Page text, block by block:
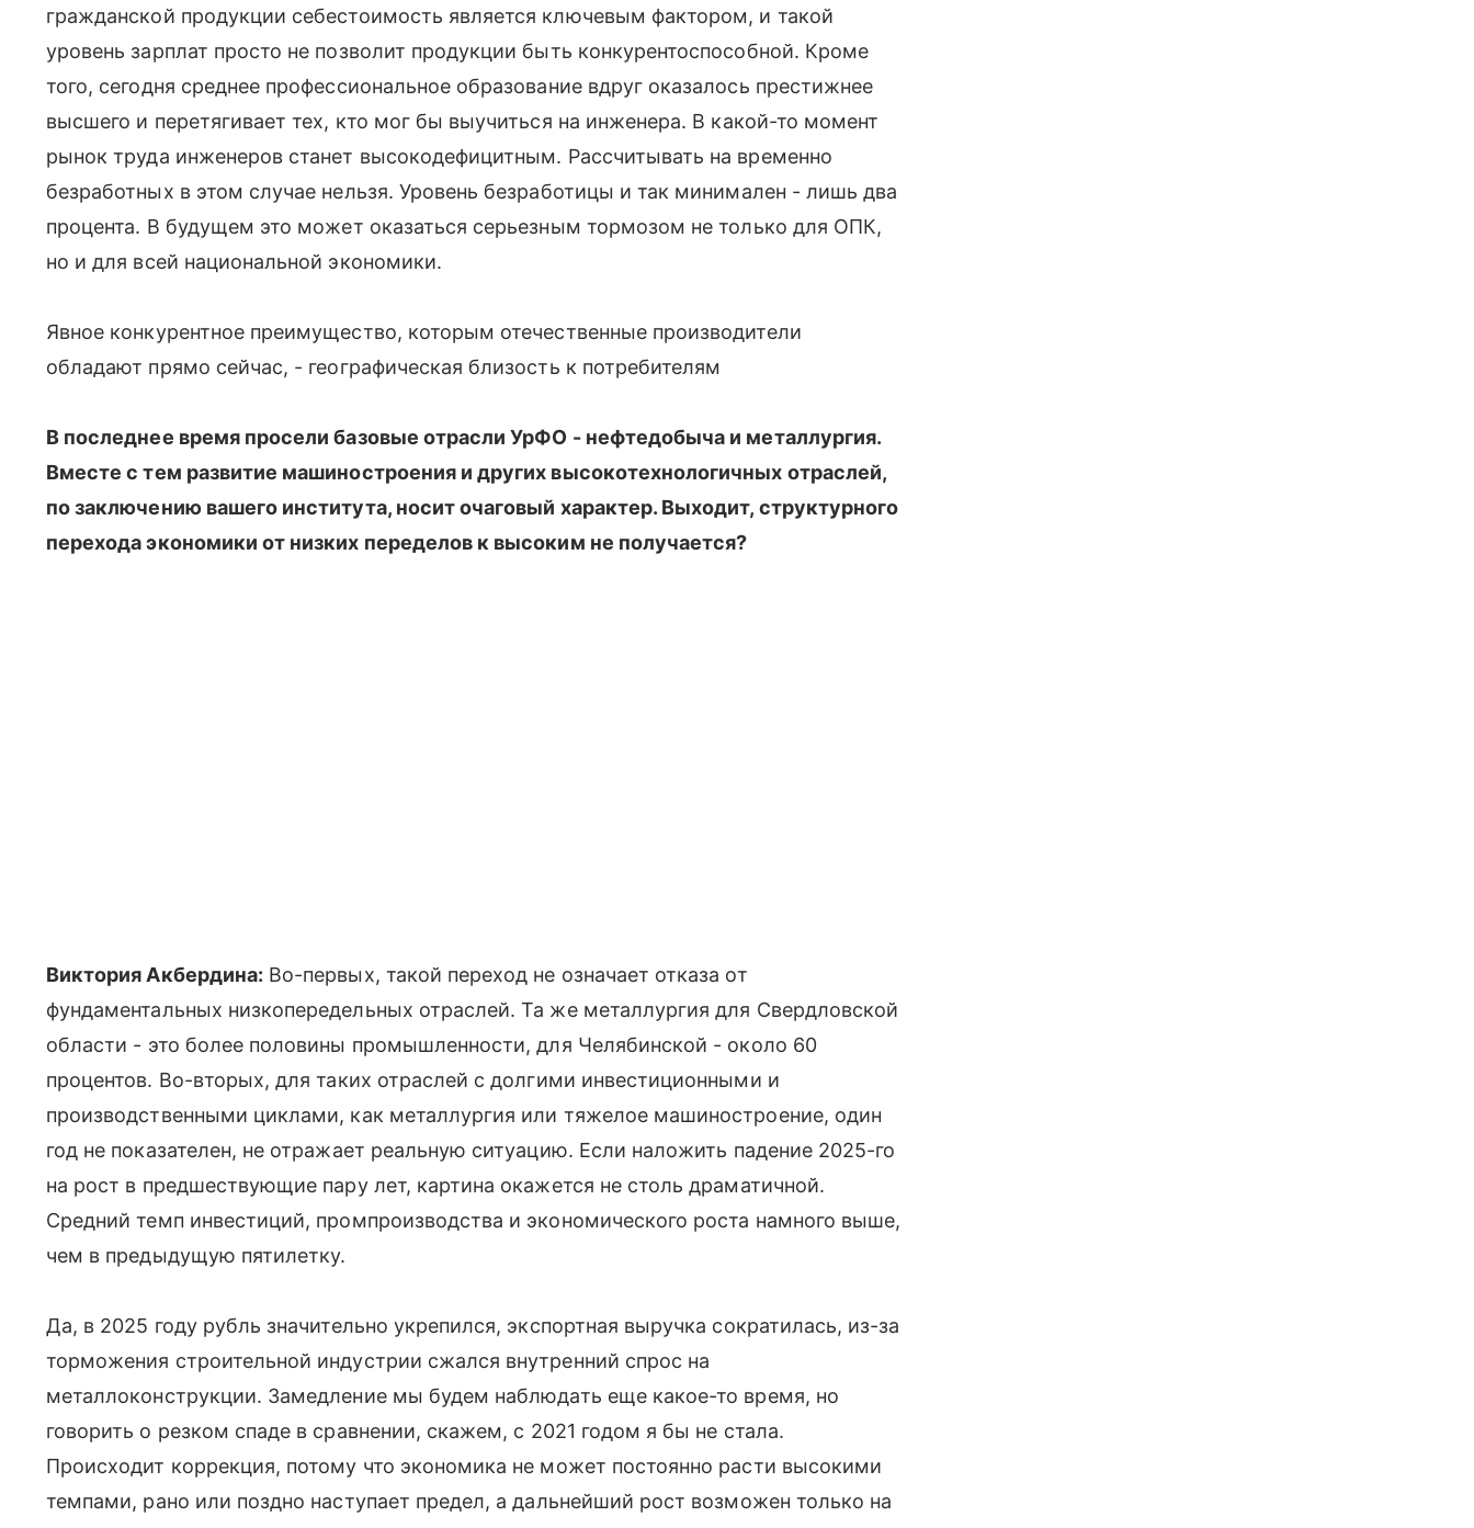
гражданской продукции себестоимость является ключевым фактором, и такой
уровень зарплат просто не позволит продукции быть конкурентоспособной. Кроме
того, сегодня среднее профессиональное образование вдруг оказалось престижнее
высшего и перетягивает тех, кто мог бы выучиться на инженера. В какой-то момент
рынок труда инженеров станет высокодефицитным. Рассчитывать на временно
безработных в этом случае нельзя. Уровень безработицы и так минимален - лишь два
процента. В будущем это может оказаться серьезным тормозом не только для ОПК,
но и для всей национальной экономики.
Явное конкурентное преимущество, которым отечественные производители
обладают прямо сейчас, - географическая близость к потребителям
В последнее время просели базовые отрасли УрФО - нефтедобыча и металлургия.
Вместе с тем развитие машиностроения и других высокотехнологичных отраслей,
по заключению вашего института, носит очаговый характер. Выходит, структурного
перехода экономики от низких переделов к высоким не получается?
Виктория Акбердина: Во-первых, такой переход не означает отказа от
фундаментальных низкопередельных отраслей. Та же металлургия для Свердловской
области - это более половины промышленности, для Челябинской - около 60
процентов. Во-вторых, для таких отраслей с долгими инвестиционными и
производственными циклами, как металлургия или тяжелое машиностроение, один
год не показателен, не отражает реальную ситуацию. Если наложить падение 2025-го
на рост в предшествующие пару лет, картина окажется не столь драматичной.
Средний темп инвестиций, промпроизводства и экономического роста намного выше,
чем в предыдущую пятилетку.
Да, в 2025 году рубль значительно укрепился, экспортная выручка сократилась, из-за
торможения строительной индустрии сжался внутренний спрос на
металлоконструкции. Замедление мы будем наблюдать еще какое-то время, но
говорить о резком спаде в сравнении, скажем, с 2021 годом я бы не стала.
Происходит коррекция, потому что экономика не может постоянно расти высокими
темпами, рано или поздно наступает предел, а дальнейший рост возможен только на